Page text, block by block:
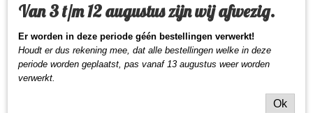
Van 3 t/m 12 augustus zijn wij afwezig.
Er worden in deze periode géén bestellingen verwerkt!
Houdt er dus rekening mee, dat alle bestellingen welke in deze
periode worden geplaatst, pas vanaf 13 augustus weer worden
verwerkt.
Ok